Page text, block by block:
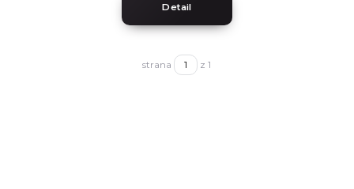
Detail
strana z 1